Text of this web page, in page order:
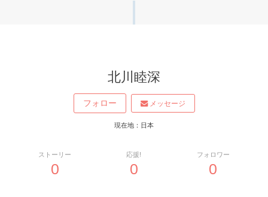
北川睦深
フォロー メッセージ
現在地：日本
ストーリー
0
応援!
0
フォロワー
0